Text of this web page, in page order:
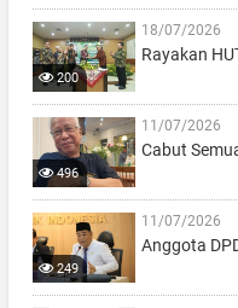
200
18/07/2026
Rayakan
496
11/07/2026
Cabut
249
11/07/2026
Anggota